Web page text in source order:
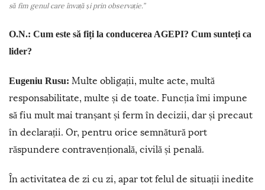
să fim genul care învață și prin observație.”
O.N.: Cum este să fiți la conducerea AGEPI? Cum sunteți ca
lider?
Eugeniu Rusu: Multe obligații, multe acte, multă
responsabilitate, multe și de toate. Funcția îmi impune
să fiu mult mai tranșant și ferm în decizii, dar și precaut
în declarații. Or, pentru orice semnătură port
răspundere contravențională, civilă și penală.
În activitatea de zi cu zi, apar tot felul de situații inedite